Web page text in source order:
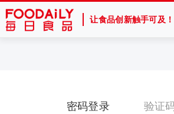
让食品创新触手可及！
密码登录 验证